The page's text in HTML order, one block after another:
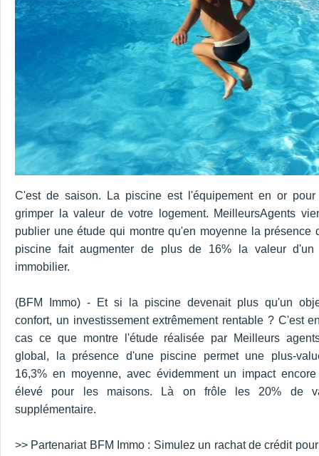
C'est de saison. La piscine est l'équipement en or pour
grimper la valeur de votre logement. MeilleursAgents
publier une étude qui montre qu'en moyenne la présence
piscine fait augmenter de plus de 16% la valeur d'un
immobilier.
(BFM Immo) - Et si la piscine devenait plus qu'un
confort, un investissement extrêmement rentable ? C'est
cas ce que montre l'étude réalisée par Meilleurs
global, la présence d'une piscine permet une plus-
16,3% en moyenne, avec évidemment un impact
élevé pour les maisons. Là on frôle les 20% de
supplémentaire.
>> Partenariat BFM Immo : Simulez un rachat de crédit